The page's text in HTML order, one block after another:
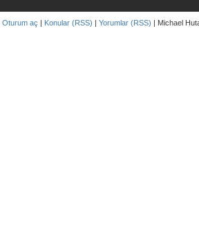
Oturum aç | Konular (RSS) | Yorumlar (RSS) | Michael